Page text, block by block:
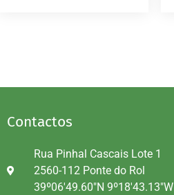
Contactos
Rua Pinhal Cascais Lote 1
2560-112 Ponte do Rol
39º06'49.60"N 9º18'43.13"W